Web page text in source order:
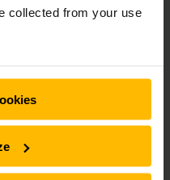
collected from your use
för alla behov. Hitta
lager.